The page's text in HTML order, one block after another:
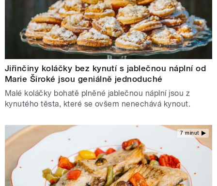
Jiřinčiny koláčky bez kynutí s jablečnou náplní od
Marie Široké jsou geniálně jednoduché
Malé koláčky bohatě plněné jablečnou náplní jsou z
kynutého těsta, které se ovšem nenechává kynout.
7 minut